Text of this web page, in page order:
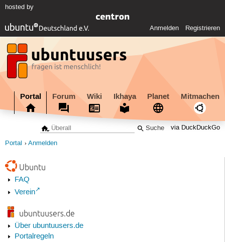
hosted by
Anmelden Registrieren
Portal Forum Wiki Ikhaya Planet Mitmachen
via DuckDuckGo
Portal Anmelden
Ubuntu
FAQ
Verein
ubuntuusers.de
Über ubuntuusers.de
Portalregeln